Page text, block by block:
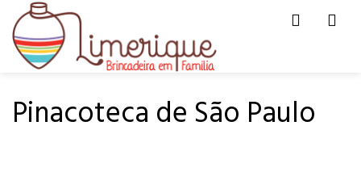
HOME PARA PASSEAR
Pinacoteca de São Paulo